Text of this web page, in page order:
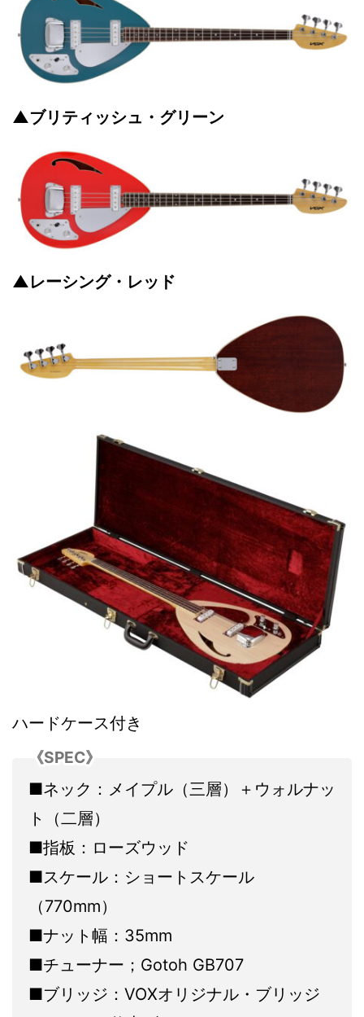
▲ブリティッシュ・グリーン
▲レーシング・レッド
ハードケース付き
《SPEC》
■ネック：メイプル（三層）＋ウォルナッ
ト（二層）
■指板：ローズウッド
■スケール：ショートスケール
（770mm）
■ナット幅：35mm
■チューナー；Gotoh GB707
■ブリッジ：VOXオリジナル・ブリッジ